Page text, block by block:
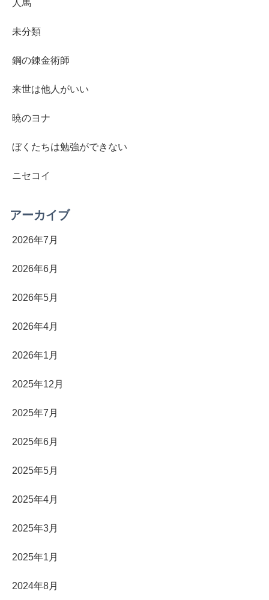
人馬
未分類
鋼の錬金術師
来世は他人がいい
暁のヨナ
ぼくたちは勉強ができない
ニセコイ
アーカイブ
2026年7月
2026年6月
2026年5月
2026年4月
2026年1月
2025年12月
2025年7月
2025年6月
2025年5月
2025年4月
2025年3月
2025年1月
2024年8月